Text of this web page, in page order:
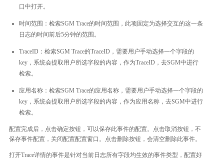
口中打开。
时间范围：检索SGM Trace的时间范围，此项固定为选择交互的这一条
日志的时间前后5分钟的范围。
TraceID：检索SGM Trace的TraceID，需要用户手动选择一个字段的
key，系统会提取用户所选字段的内容，作为TraceID，去SGM中进行
检索。
应用名称：检索SGM Trace的应用名称，需要用户手动选择一个字段的
key，系统会提取用户所选字段的内容，作为应用名称，去SGM中进行
检索。
配置完成后，点击确定按钮，可以保存此事件的配置。点击取消按钮，不
保存事件配置，关闭配置配置窗口。点击删除按钮，会清空删除此事件。
打开Trace详情的事件是针对当前日志所有字段均生效的事件类型，配置好